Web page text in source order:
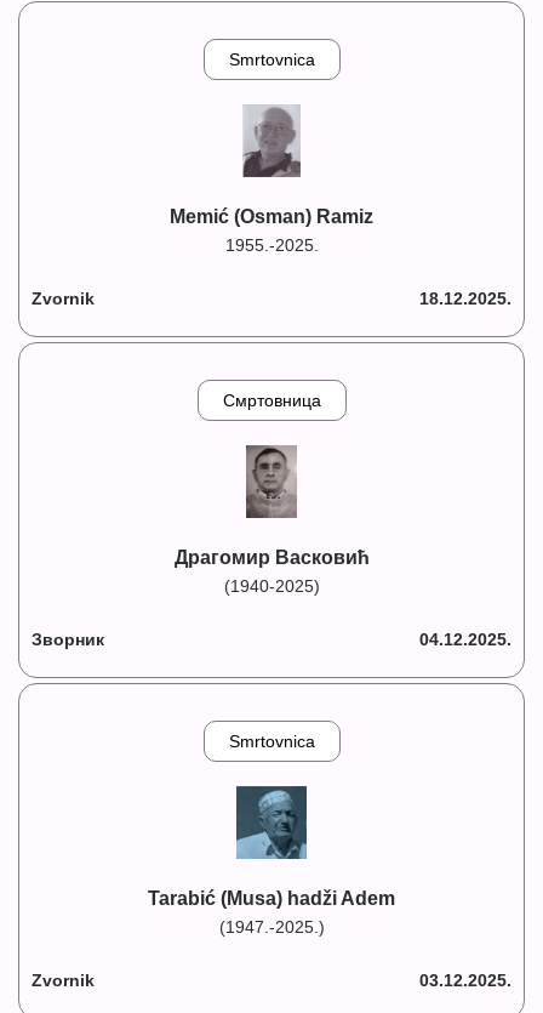
Smrtovnica
Memić (Osman) Ramiz
1955.-2025.
Zvornik 18.12.2025.
Смртовница
Драгомир Васковић
(1940-2025)
Зворник 04.12.2025.
Smrtovnica
Tarabić (Musa) hadži Adem
(1947.-2025.)
Zvornik 03.12.2025.